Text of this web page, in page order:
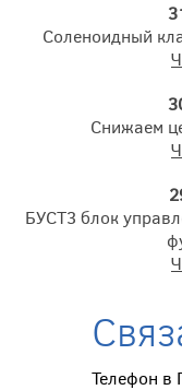
Соленоидный
Снижаем
БУСТ3 блок
Телефон в